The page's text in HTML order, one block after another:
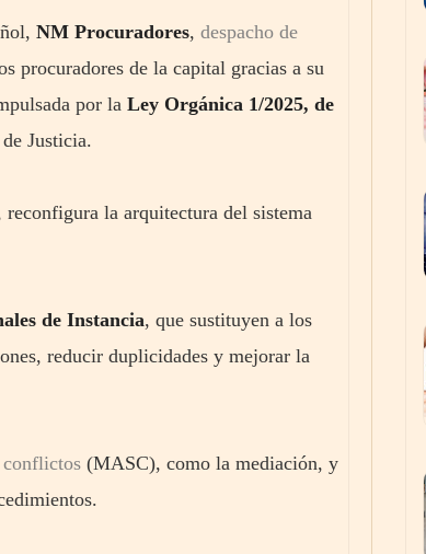
NM Procuradores, despacho de
procuradores de la capital gracias a su
por la Ley Orgánica 1/2025, de
Justicia.
la arquitectura del sistema
de Instancia, que sustituyen a los
reducir duplicidades y mejorar la
(MASC), como la mediación, y